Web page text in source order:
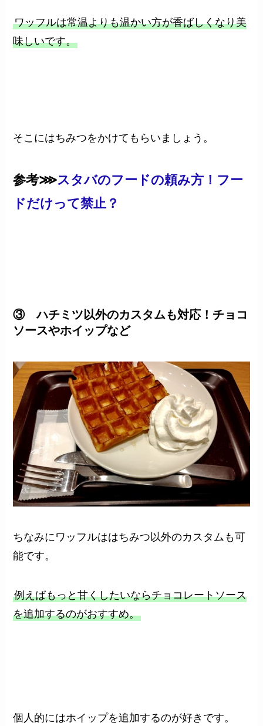
ワッフルは常温よりも温かい方が香ばしくなり美
味しいです。
そこにはちみつをかけてもらいましょう。
参考⋙スタバのフードの頼み方！フー
ドだけって禁止？
③ ハチミツ以外のカスタムも対応！チョコ
ソースやホイップなど
ちなみにワッフルははちみつ以外のカスタムも可
能です。
例えばもっと甘くしたいならチョコレートソース
を追加するのがおすすめ。
個人的にはホイップを追加するのが好きです。